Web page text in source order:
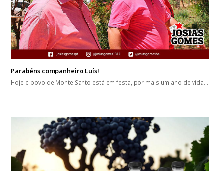
Parabéns companheiro Luís!
Hoje o povo de Monte Santo está em festa, por mais um ano de vida…